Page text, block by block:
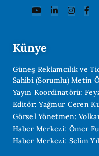
Künye
Güneş Reklamcılık ve
Sahibi (Sorumlu) Metin
Yayın Koordinatörü:
Editör: Yağmur Ceren
Görsel Yönetmen:
Haber Merkezi: Ömer
Haber Merkezi: Selim